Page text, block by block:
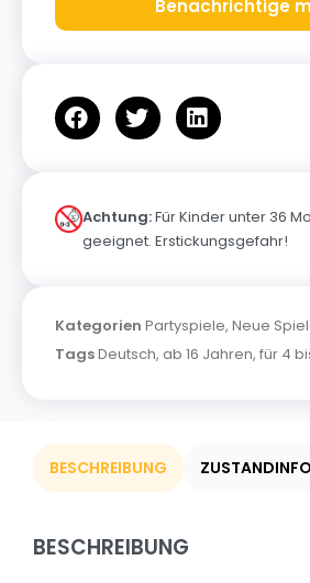
Benachrichtige
Achtung:Für Kinder unter 36
geeignet. Erstickungsgefahr!
Kategorien Partyspiele, Neue
TagsDeutsch, ab 16 Jahren, für 4
BESCHREIBUNG
BESCHREIBUNG